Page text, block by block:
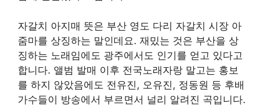
자갈치 아지매 뜻은 부산 영도 다리 자갈치 시장 아
줌마를 상징하는 말인데요. 재밌는 것은 부산을 상
징하는 노래임에도 광주에서도 인기를 얻고 있다고
합니다. 앨범 발매 이후 전국노래자랑 말고는 홍보
를 하지 않았음에도 전유진, 오유진, 정동원 등 후배
가수들이 방송에서 부르면서 널리 알려진 곡입니다.